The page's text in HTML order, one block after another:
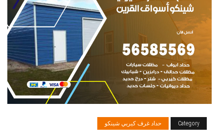
Category حداد غرف كيربي شينكو